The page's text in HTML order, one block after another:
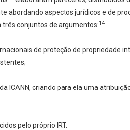
abordando aspectos jurídicos e de
três conjuntos de argumentos:14
de proteção de propriedade
ICANN, criando para ela uma
pelo próprio IRT.